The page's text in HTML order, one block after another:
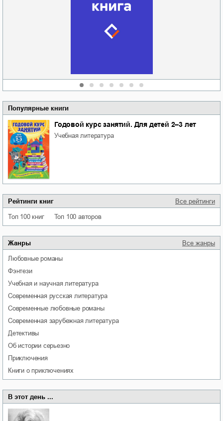
Популярные книги
Годовой курс занятий. Для детей 2–3 лет
учебная литература
Рейтинги книг Все рейтинги
Топ 100 книг Топ 100 авторов
Жанры Все жанры
любовные романы
фэнтези
учебная и научная литература
современная русская литература
современные любовные романы
современная зарубежная литература
детективы
об истории серьезно
приключения
книги о приключениях
В этот день ...